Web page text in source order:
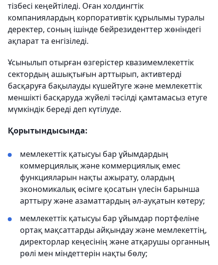
тізбесі кеңейтіледі. Оған холдингтік
компаниялардың корпоративтік құрылымы туралы
деректер, соның ішінде бейрезиденттер жөніндегі
ақпарат та енгізіледі.
Ұсынылып отырған өзгерістер квазимемлекеттік
сектордың ашықтығын арттырып, активтерді
басқаруға бақылауды күшейтуге және мемлекеттік
меншікті басқаруда жүйелі тәсілді қамтамасыз етуге
мүмкіндік береді деп күтілуде.
Қорытындысында:
мемлекеттік қатысуы бар ұйымдардың
коммерциялық және коммерциялық емес
функцияларын нақты ажырату, олардың
экономикалық өсімге қосатын үлесін барынша
арттыру және азаматтардың әл-ауқатын көтеру;
мемлекеттік қатысуы бар ұйымдар портфеліне
ортақ мақсаттарды айқындау және мемлекеттің,
директорлар кеңесінің және атқарушы органның
рөлі мен міндеттерін нақты бөлу;